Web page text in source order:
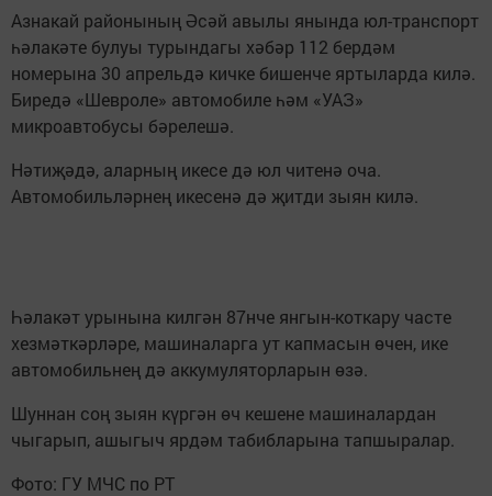
Азнакай районының Әсәй авылы янында юл-транспорт
һәлакәте булуы турындагы хәбәр 112 бердәм
номерына 30 апрельдә кичке бишенче яртыларда килә.
Биредә «Шевроле» автомобиле һәм «УАЗ»
микроавтобусы бәрелешә.
Нәтиҗәдә, аларның икесе дә юл читенә оча.
Автомобильләрнең икесенә дә җитди зыян килә.
Һәлакәт урынына килгән 87нче янгын-коткару часте
хезмәткәрләре, машиналарга ут капмасын өчен, ике
автомобильнең дә аккумуляторларын өзә.
Шуннан соң зыян күргән өч кешене машиналардан
чыгарып, ашыгыч ярдәм табибларына тапшыралар.
Фото: ГУ МЧС по РТ